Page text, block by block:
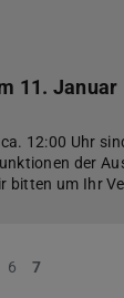
11. Januar
12:00 Uhr
der
bitten um Ihr
6 7